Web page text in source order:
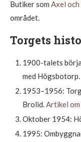
Butiker som Axel
området.
Torgets
1900-talets
med Högsbotorp.
1953–1956:
Brolid.Artikel
Oktober 1954:
1995: